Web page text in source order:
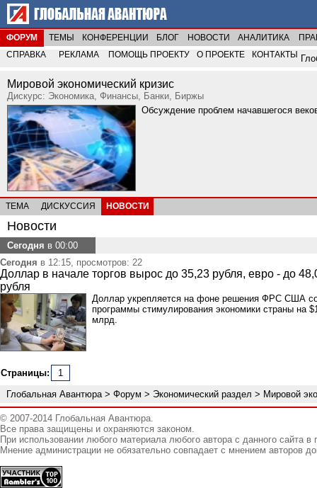
ФОРУМ ТЕМЫ КОНФЕРЕНЦИИ БЛОГ НОВОСТИ АНАЛИТИКА
СПРАВКА
РЕКЛАМА ПОМОЩЬ ПРОЕКТУ О ПРОЕКТЕ КОНТАКТЫ
Мировой экономический кризис
Дискурс: Экономика, Финансы, Банки, Биржы
Обсуждение проблем начавшегося
ТЕМА ДИСКУССИЯ НОВОСТИ
Новости
Сегодня в 00:00
Сегодня в 12:15, просмотров: 22
Доллар в начале торгов вырос до 35,23 рубля, евро - до
рубля
Доллар укрепляется на фоне решения ФРС США
программы стимулирования экономики страны на
млрд.
Страницы:
1
Глобальная Авантюра> Форум > Экономический раздел > Мировой
© 2007-2014 Глобальная Авантюра.
Все права защищены и охраняются законом.
При использовании любого материала любого автора с данного сайта
Мнение администрации не обязательно совпадает с мнением авторов